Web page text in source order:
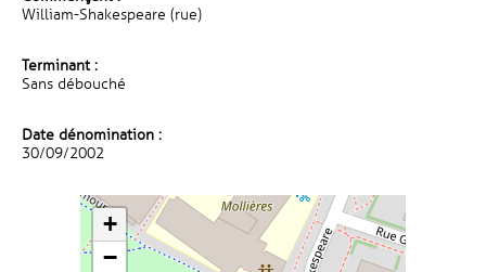
William-Shakespeare (rue)
Terminant :
Sans débouché
Date dénomination :
30/09/2002
+
−